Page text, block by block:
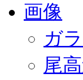
画像
ガ
尾